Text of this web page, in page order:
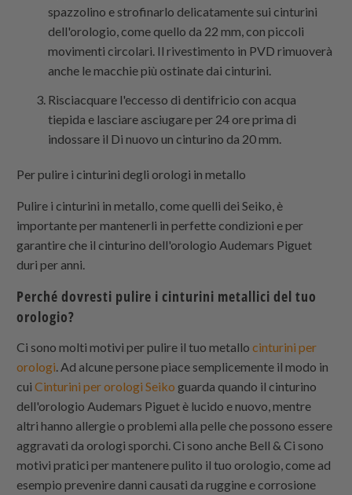
spazzolino e strofinarlo delicatamente sui cinturini
dell'orologio, come quello da 22 mm, con piccoli
movimenti circolari. Il rivestimento in PVD rimuoverà
anche le macchie più ostinate dai cinturini.
Risciacquare l'eccesso di dentifricio con acqua
tiepida e lasciare asciugare per 24 ore prima di
indossare il Di nuovo un cinturino da 20 mm.
Per pulire i cinturini degli orologi in metallo
Pulire i cinturini in metallo, come quelli dei Seiko, è
importante per mantenerli in perfette condizioni e per
garantire che il cinturino dell'orologio Audemars Piguet
duri per anni.
Perché dovresti pulire i cinturini metallici del tuo
orologio?
Ci sono molti motivi per pulire il tuo metallocinturini per
orologi. Ad alcune persone piace semplicemente il modo in
cuiCinturini per orologi Seiko guarda quando il cinturino
dell'orologio Audemars Piguet è lucido e nuovo, mentre
altri hanno allergie o problemi alla pelle che possono essere
aggravati da orologi sporchi. Ci sono anche Bell & Ci sono
motivi pratici per mantenere pulito il tuo orologio, come ad
esempio prevenire danni causati da ruggine e corrosione